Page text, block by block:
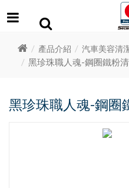
產品介紹 汽車美容清
黑珍珠職人魂-鋼圈鐵粉
黑珍珠職人魂-鋼圈